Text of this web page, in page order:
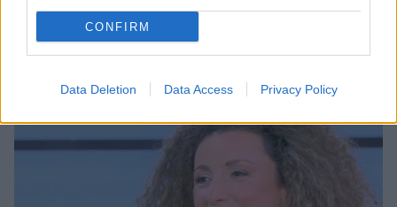
CONFIRM
Data Deletion Data Access Privacy Policy
Eurovision»
15:35 @05-02-2026